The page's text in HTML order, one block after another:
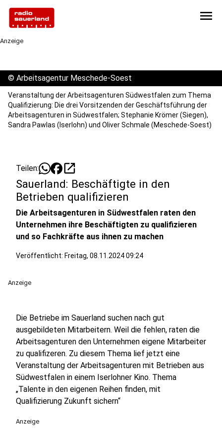
menu
Anzeige
© Arbeitsagentur Meschede-Soest
Veranstaltung der Arbeitsagenturen Südwestfalen zum Thema
Qualifizierung: Die drei Vorsitzenden der Geschäftsführung der
Arbeitsagenturen in Südwestfalen; Stephanie Krömer (Siegen),
Sandra Pawlas (Iserlohn) und Oliver Schmale (Meschede-Soest)
Teilen: open_in_new
Sauerland: Beschäftigte in den
Betrieben qualifizieren
Die Arbeitsagenturen in Südwestfalen raten den
Unternehmen ihre Beschäftigten zu qualifizieren
und so Fachkräfte aus ihnen zu machen
Veröffentlicht: Freitag, 08.11.2024 09:24
Anzeige
Die Betriebe im Sauerland suchen nach gut
ausgebildeten Mitarbeitern. Weil die fehlen, raten die
Arbeitsagenturen den Unternehmen eigene Mitarbeiter
zu qualifizeren. Zu diesem Thema lief jetzt eine
Veranstaltung der Arbeitsagenturen mit Betrieben aus
Südwestfalen in einem Iserlohner Kino. Thema
„Talente in den eigenen Reihen finden, mit
Qualifizierung Zukunft sichern“
Anzeige